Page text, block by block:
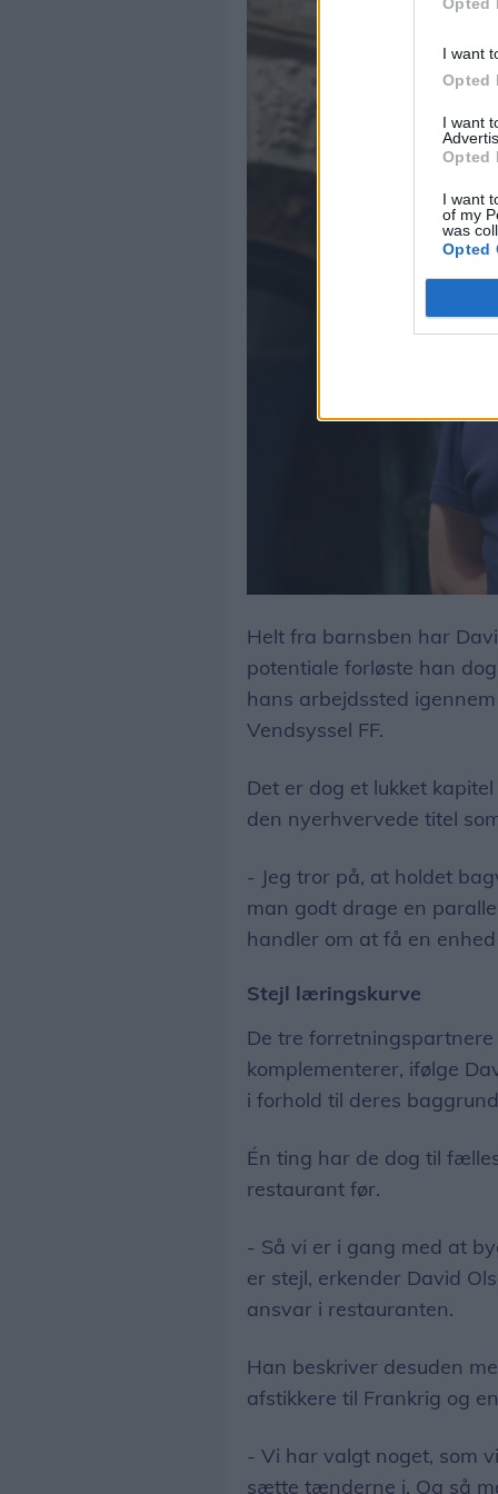
I want
Opted
I want
Opted
I want
of my
was
Opted
Helt fra barnsben har
potentiale forløste han
hans arbejdssted
Vendsyssel FF.
Det er dog et lukket
den nyerhvervede titel
- Jeg tror på, at holdet
man godt drage en
handler om at få en
Stejl læringskurve
De tre
komplementerer, ifølge
i forhold til deres
Én ting har de dog til
restaurant før.
- Så vi er i gang med at
er stejl, erkender David
ansvar i restauranten.
Han beskriver desuden
afstikkere til Frankrig og
- Vi har valgt noget, som
sætte tænderne i. Og så